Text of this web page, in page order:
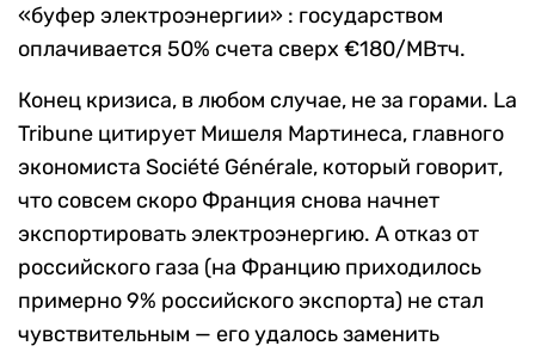
«буфер электроэнергии» : государством
оплачивается 50% счета сверх €180/МВтч.
Конец кризиса, в любом случае, не за горами. La
Tribune цитирует Мишеля Мартинеса, главного
экономиста Société Générale, который говорит,
что совсем скоро Франция снова начнет
экспортировать электроэнергию. А отказ от
российского газа (на Францию приходилось
примерно 9% российского экспорта) не стал
чувствительным — его удалось заменить